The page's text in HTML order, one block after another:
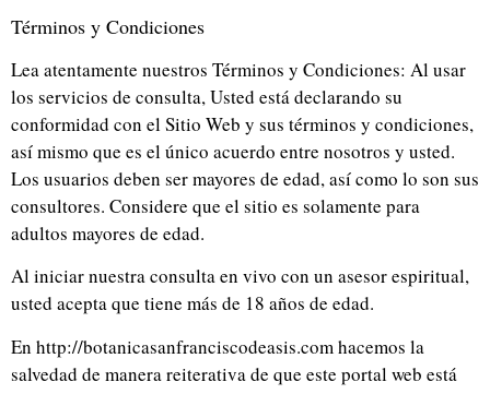
Términos y Condiciones
Lea atentamente nuestros Términos y Condiciones: Al usar
los servicios de consulta, Usted está declarando su
conformidad con el Sitio Web y sus términos y condiciones,
así mismo que es el único acuerdo entre nosotros y usted.
Los usuarios deben ser mayores de edad, así como lo son sus
consultores. Considere que el sitio es solamente para
adultos mayores de edad.
Al iniciar nuestra consulta en vivo con un asesor espiritual,
usted acepta que tiene más de 18 años de edad.
En http://botanicasanfranciscodeasis.com hacemos la
salvedad de manera reiterativa de que este portal web está